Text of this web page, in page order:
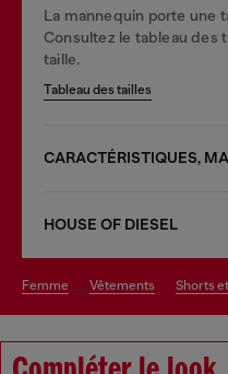
La mannequin porte une
Consultez le tableau des
taille.
Tableau des tailles
CARACTÉRISTIQUES,
HOUSE OF DIESEL
femme vêtements shorts